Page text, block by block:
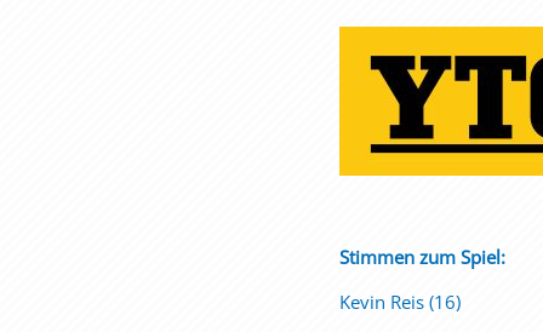
Stimmen zum Spiel:
Kevin Reis (16)